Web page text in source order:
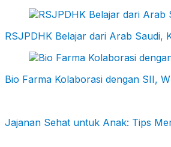
RSJPDHK Belajar dari Arab Saudi,
Bio Farma Kolaborasi dengan SII,
Jajanan Sehat untuk Anak: Tips